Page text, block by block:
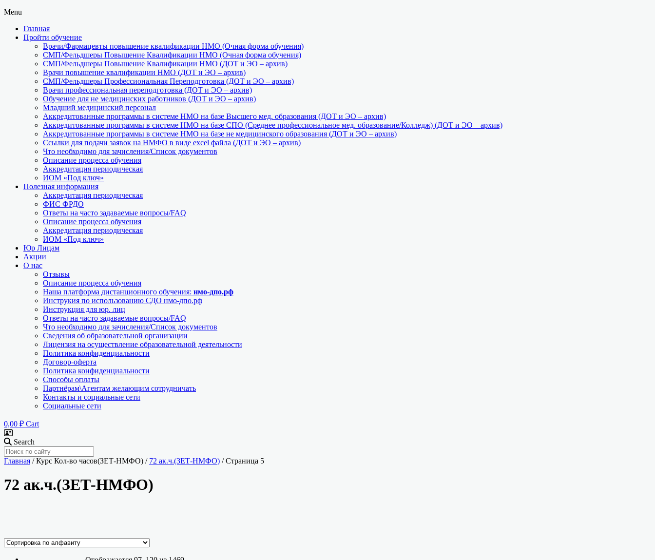
Menu
Главная
Пройти обучение
Врачи/Фармацевты повышение квалификации НМО (Очная форма обучения)
СМП/Фельдшеры Повышение Квалификации НМО (Очная форма обучения)
СМП/Фельдшеры Повышение Квалификации НМО (ДОТ и ЭО – архив)
Врачи повышение квалификации НМО (ДОТ и ЭО – архив)
СМП/Фельдшеры Профессиональная Переподготовка (ДОТ и ЭО – архив)
Врачи профессиональная переподготовка (ДОТ и ЭО – архив)
Обучение для не медицинских работников (ДОТ и ЭО – архив)
Младший медицинский персонал
Аккредитованные программы в системе НМО на базе Высшего мед. образования (ДОТ и ЭО – архив)
Аккредитованные программы в системе НМО на базе СПО (Среднее профессиональное мед. образование/Колледж) (ДОТ и ЭО – архив)
Аккредитованные программы в системе НМО на базе не медицинского образования (ДОТ и ЭО – архив)
Ссылки для подачи заявок на НМФО в виде excel файла (ДОТ и ЭО – архив)
Что необходимо для зачисления/Список документов
Описание процесса обучения
Аккредитация периодическая
ИОМ «Под ключ»
Полезная информация
Аккредитация периодическая
ФИС ФРДО
Ответы на часто задаваемые вопросы/FAQ
Описание процесса обучения
Аккредитация периодическая
ИОМ «Под ключ»
Юр Лицам
Акции
О нас
Отзывы
Описание процесса обучения
Наша платформа дистанционного обучения: нмо-дпо.рф
Инструкия по использованию СДО нмо-дпо.рф
Инструкция для юр. лиц
Ответы на часто задаваемые вопросы/FAQ
Что необходимо для зачисления/Список документов
Сведения об образовательной организации
Лицензия на осуществление образовательной деятельности
Политика конфиденциальности
Договор-оферта
Политика конфиденциальности
Способы оплаты
Партнёрам\Агентам желающим сотрудничать
Контакты и социальные сети
Социальные сети
0,00 ₽ Cart
Search
Главная / Курс Кол-во часов(ЗЕТ-НМФО) / 72 ак.ч.(ЗЕТ-НМФО) / Страница 5
72 ак.ч.(ЗЕТ-НМФО)
Категории курсов